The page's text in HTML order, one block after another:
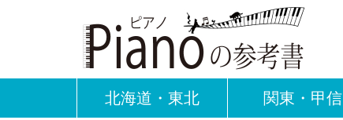
北海道・東北 関東・甲信